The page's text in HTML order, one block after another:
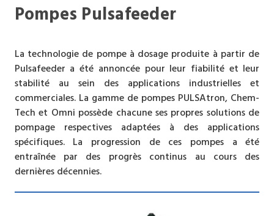
Pompes Pulsafeeder
La technologie de pompe à dosage produite à partir de
Pulsafeeder a été annoncée pour leur fiabilité et leur
stabilité au sein des applications industrielles et
commerciales. La gamme de pompes PULSAtron, Chem-
Tech et Omni possède chacune ses propres solutions de
pompage respectives adaptées à des applications
spécifiques. La progression de ces pompes a été
entraînée par des progrès continus au cours des
dernières décennies.